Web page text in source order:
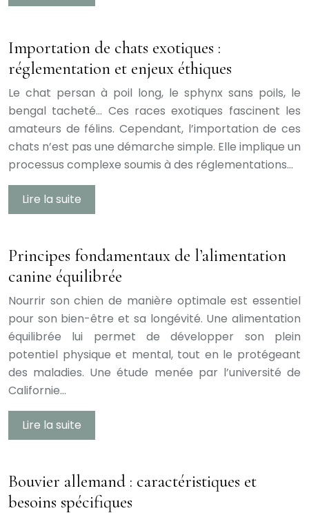
Importation de chats exotiques :
réglementation et enjeux éthiques
Le chat persan à poil long, le sphynx sans poils, le
bengal tacheté… Ces races exotiques fascinent les
amateurs de félins. Cependant, l’importation de ces
chats n’est pas une démarche simple. Elle implique un
processus complexe soumis à des réglementations…
Lire la suite
Principes fondamentaux de l’alimentation
canine équilibrée
Nourrir son chien de manière optimale est essentiel
pour son bien-être et sa longévité. Une alimentation
équilibrée lui permet de développer son plein
potentiel physique et mental, tout en le protégeant
des maladies. Une étude menée par l’université de
Californie…
Lire la suite
Bouvier allemand : caractéristiques et
besoins spécifiques